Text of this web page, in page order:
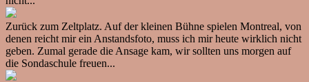
Zurück zum Zeltplatz. Auf der kleinen Bühne spielen Montreal, von
denen reicht mir ein Anstandsfoto, muss ich mir heute wirklich nicht
geben. Zumal gerade die Ansage kam, wir sollten uns morgen auf
die Sondaschule freuen...